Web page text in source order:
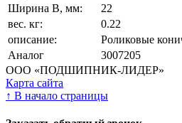
Ширина В, мм:
22
вес. кг:
0.22
описание:
Роликовые
Аналог
3007205
ООО «ПОДШИПНИК-ЛИДЕР»
Карта сайта
↑ В начало страницы